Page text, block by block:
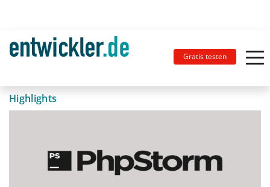
Gratis testen
Highlights